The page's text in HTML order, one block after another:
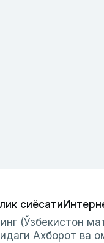
сиёсати
(Ўзбекистон
Ахборот ва